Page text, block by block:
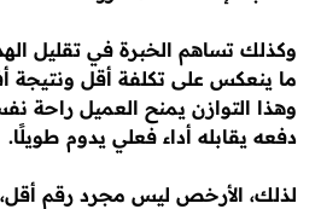
وكذلك تساهم الخبرة في تقليل
ما ينعكس على تكلفة أقل
وهذا التوازن يمنح العميل راحة
دفعه يقابله أداء فعلي يدوم طويلًا.
لذلك، الأرخص ليس مجرد رقم